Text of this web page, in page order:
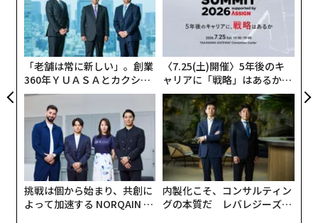
「老舗は常に新しい」。創業
360年ＹＵＡＳＡとカクシン
CEO田尻望が語る、AIを超え
る人の価値
〈7.25(土)開催〉5年後のキ
ャリアに「戦略」はあるか。
トップエグゼクティブのキャ
リアに触れる1日│CAREER S
UMMIT 2026
挑戦は個から始まり、共創に
よって加速する NORQAIN JA
内製化こそ、コンサルティン
グの本質だ レバレジーズが